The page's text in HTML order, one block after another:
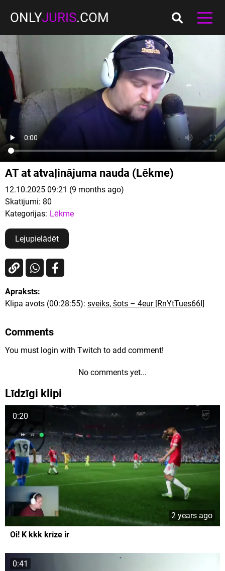
ONLYJURIS.COM
AT at atvaļinājuma nauda (Lēkme)
12.10.2025 09:21 (9 months ago)
Skatījumi: 80
Kategorijas: Lēkme
Lejupielādēt
Apraksts:
Klipa avots (00:28:55): sveiks, šots – 4eur [RnYtTues66I]
Comments
You must login with Twitch to add comment!
No comments yet...
Līdzīgi klipi
0:20
2 years ago
Oi! K kkk krīze ir
0:41